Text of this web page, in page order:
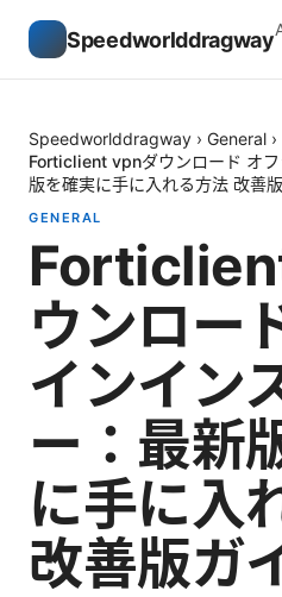
Speedworlddragway
Speedworlddragway › General ›
Forticlient vpnダウンロード オ
版を確実に手に入れる方法 改善
GENERAL
ウンロー
インイン
ー：最新
に手に入
改善版ガ